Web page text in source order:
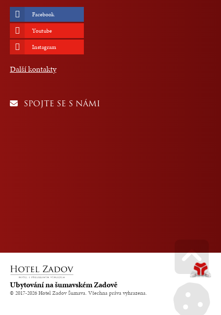
Facebook
Youtube
Instagram
Další kontakty
SPOJTE SE S NÁMI
Ubytování na šumavském Zadově
© 2017-2026 Hotel Zadov Šumava. Všechna práva vyhrazena. Go